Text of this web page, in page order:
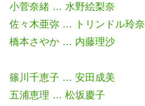
小菅奈緒 … 水野絵梨奈
佐々木亜弥 … トリンドル玲奈
橋本さやか … 内藤理沙
篠川千恵子 … 安田成美
五浦恵理 … 松坂慶子